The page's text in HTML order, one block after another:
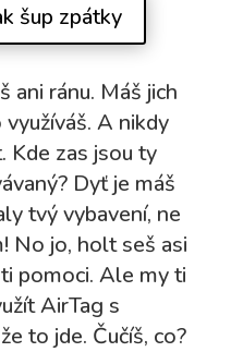
šup zpátky
ani ránu. Máš jich
A nikdy
Kde zas jsou ty
Dyť je máš
tvý vybavení, ne
No jo, holt seš asi
pomoci. Ale my ti
AirTag s
to jde. Čučíš, co?